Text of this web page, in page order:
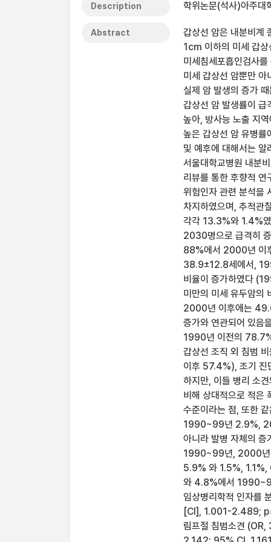
Description 학위논문(석사)아주
Abstract
갑상선 암은 내분비계
1cm 이하의 미세 갑상
미세침세포흡인검사
미세 갑상선 암뿐만
실제 암 발생의 증가
갑상선 암 발생률이 급
높아, 방사능 노출 지
높은 갑상선 암 유병률
및 예후에 대해서는
서울대학교병원 내분
리뷰를 통한 후향적
위험인자 관련 분석을
차지하였으며, 추적관
각각 13.3%와 1.4%
2030명으로 급격히
88%에서 2000년 이
38.9±12.8세에서,
비율이 증가하였다
미만의 미세 유두암
2000년 이후에는
증가와 연관되어 있음
1990년 이전의
갑상선 조직 외 침범
이후 57.4%), 조기 진
하지만, 이들 병리 소
비해 상대적으로 적은
수준이라는 점, 또한
1990~99년 2.9%,
아니라 발병 자체의
1990~99년, 2000년
5.9% 와 1.5%, 1.1%,
와 4.8%에서
임상병리학적 인자
[CI], 1.001-2.489;
림프절 침범소견